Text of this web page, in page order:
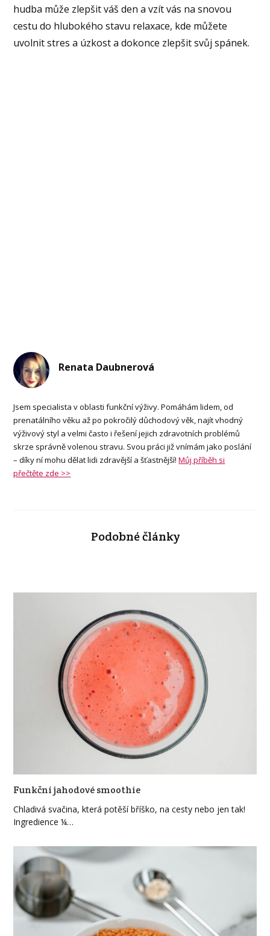
hudba může zlepšit váš den a vzít vás na snovou
cestu do hlubokého stavu relaxace, kde můžete
uvolnit stres a úzkost a dokonce zlepšit svůj spánek.
Renata Daubnerová
Jsem specialista v oblasti funkční výživy. Pomáhám lidem, od
prenatálního věku až po pokročilý důchodový věk, najít vhodný
výživový styl a velmi často i řešení jejich zdravotních problémů
skrze správně volenou stravu. Svou práci již vnímám jako poslání
– díky ní mohu dělat lidi zdravější a šťastnější!Můj příběh si
přečtěte zde >>
Podobné články
Funkční jahodové smoothie
Chladivá svačina, která potěší bříško, na cesty nebo jen tak!
Ingredience ¼…